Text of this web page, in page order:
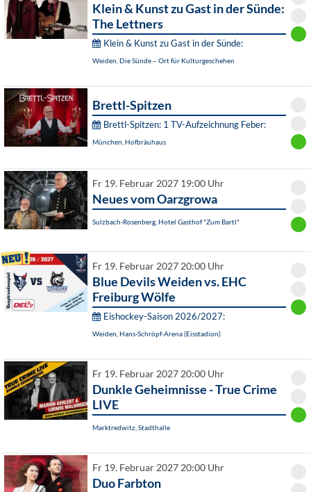
Klein & Kunst zu Gast in der Sünde:
The Lettners
Klein & Kunst zu Gast in der Sünde:
Weiden, Die Sünde – Ort für Kulturgeschehen
Brettl-Spitzen
Brettl-Spitzen: 1 TV-Aufzeichnung Feber:
München, Hofbräuhaus
Fr 19. Februar 2027 19:00 Uhr
Neues vom Oarzgrowa
Sulzbach-Rosenberg, Hotel Gasthof "Zum Bartl"
Fr 19. Februar 2027 20:00 Uhr
Blue Devils Weiden vs. EHC
Freiburg Wölfe
Eishockey-Saison 2026/2027:
Weiden, Hans-Schröpf-Arena (Eisstadion)
Fr 19. Februar 2027 20:00 Uhr
Dunkle Geheimnisse - True Crime
LIVE
Marktredwitz, Stadthalle
Fr 19. Februar 2027 20:00 Uhr
Duo Farbton